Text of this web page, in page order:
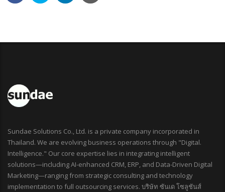
Sundae Solutions Co., Ltd. is a private company incorporated in
Thailand. We are evolving business operations through "Digital.
Intelligence." Our core expertise lies in integrating intelligent
solutions—including AI-enhanced CRM, ERP, and Data-Driven Digital
Marketing—ranging from strategic consulting and technology
implementation to full outsourcing services. บริษัท ซันเด โซลูชันส์